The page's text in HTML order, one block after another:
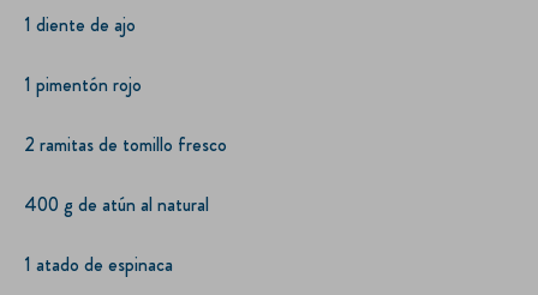
1 diente de ajo
1 pimentón rojo
2 ramitas de tomillo fresco
400 g de atún al natural
1 atado de espinaca